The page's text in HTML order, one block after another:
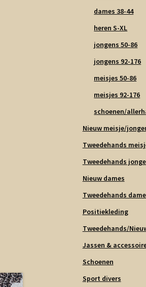
dames 38-44
heren S-XL
jongens 50-86
jongens 92-176
meisjes 50-86
meisjes 92-176
schoenen/
Nieuw meisje/
Tweedehands
Tweedehands
Nieuw dames
Tweedehands
Positiekleding
Tweedehands/
Jassen &
Schoenen
Sport divers